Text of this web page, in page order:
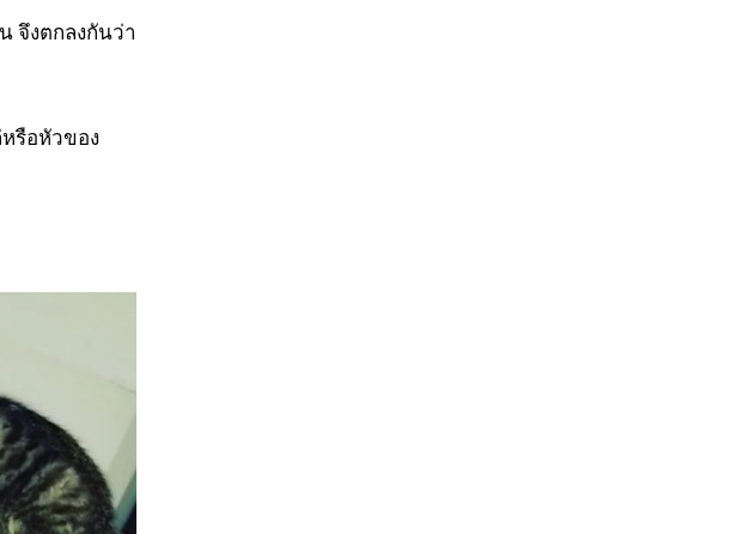
จึงตกลงกันว่า
รือหัวของ